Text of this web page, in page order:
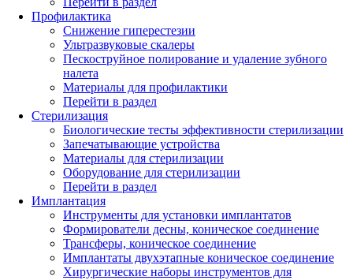
Профилактика
Снижение гиперестезии
Ультразвуковые скалеры
Пескоструйное полирование и удаление зубного
налета
Материалы для профилактики
Перейти в раздел
Стерилизация
Биологические тесты эффективности стерилизации
Запечатывающие устройства
Материалы для стерилизации
Оборудование для стерилизации
Перейти в раздел
Имплантация
Инструменты для установки имплантатов
Формирователи десны, коническое соединение
Трансферы, коническое соединение
Имплантаты двухэтапные коническое соединение
Хирургические наборы инструментов для